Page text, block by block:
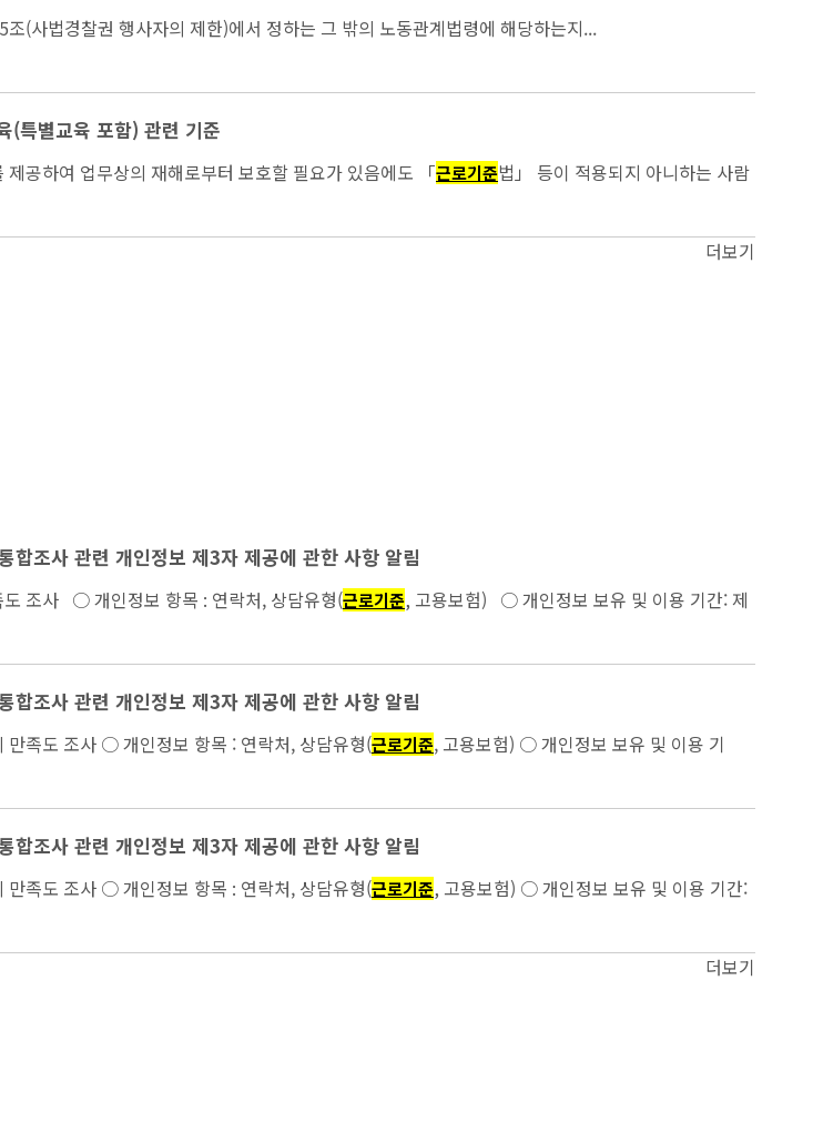
조(사법경찰권 행사자의 제한)에서 정하는 그 밖의 노동관계법령에 해당하는지...
(특별교육 포함) 관련 기준
공하여 업무상의 재해로부터 보호할 필요가 있음에도 「근로기준법」 등이 적용되지 아니하는 사람
조에 따른 직종이...
더보기
합조사 관련 개인정보 제3자 제공에 관한 사항 알림
...제공한 서비스를 이용한 고객의 만족도 조사 ○ 개인정보 항목 : 연락처, 상담유형(근로기준, 고용보험) ○ 개인정보 보유 및 이용 기간: 제
합조사 관련 개인정보 제3자 제공에 관한 사항 알림
...터가 제공한 서비스를 이용한 고객의 만족도 조사 ○ 개인정보 항목 : 연락처, 상담유형(근로기준, 고용보험) ○ 개인정보 보유 및 이용 기
종...
합조사 관련 개인정보 제3자 제공에 관한 사항 알림
...터가 제공한 서비스를 이용한 고객의 만족도 조사 ○ 개인정보 항목 : 연락처, 상담유형(근로기준, 고용보험) ○ 개인정보 보유 및 이용 기간:
...
더보기